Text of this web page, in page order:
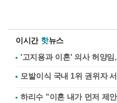
이시간 핫뉴스
'고지용과 이혼' 의사 허양임
하리수 "이혼 내가 먼저 제